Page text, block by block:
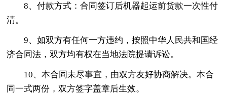
8、付款方式：合同签订后机器起运前货款一次性付
清。
9、如双方有任何一方违约，按照中华人民共和国经
济合同法，双方均有权在当地法院提请诉讼。
10、本合同未尽事宜，由双方友好协商解决。本合
同一式两份，双方签字盖章后生效。